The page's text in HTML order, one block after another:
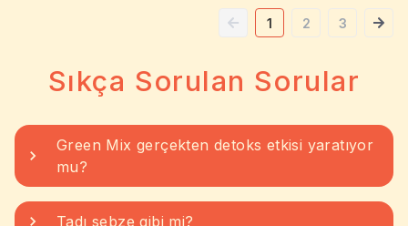
1 2 3
Sıkça Sorulan Sorular
Green Mix gerçekten detoks etkisi yaratıyor
mu?
Tadı sebze gibi mi?